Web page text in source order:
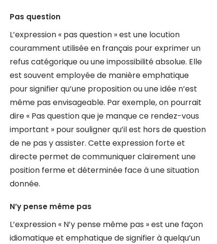
Pas question
L’expression « pas question » est une locution
couramment utilisée en français pour exprimer un
refus catégorique ou une impossibilité absolue. Elle
est souvent employée de manière emphatique
pour signifier qu’une proposition ou une idée n’est
même pas envisageable. Par exemple, on pourrait
dire « Pas question que je manque ce rendez-vous
important » pour souligner qu’il est hors de question
de ne pas y assister. Cette expression forte et
directe permet de communiquer clairement une
position ferme et déterminée face à une situation
donnée.
N’y pense même pas
L’expression « N’y pense même pas » est une façon
idiomatique et emphatique de signifier à quelqu’un